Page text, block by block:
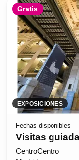
Gratis
EXPOSICIONES
Fechas disponibles
Visitas
CentroCentro